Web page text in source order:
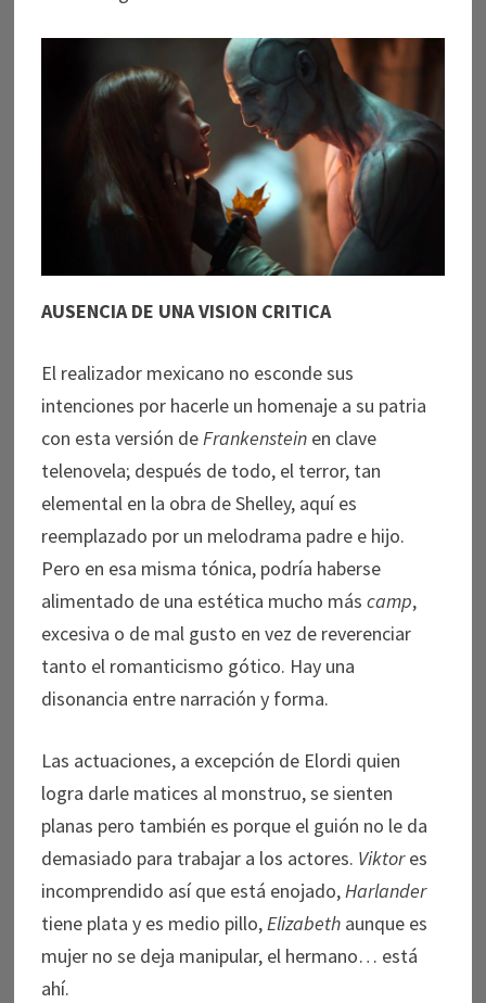
AUSENCIA DE UNA VISION CRITICA
El realizador mexicano no esconde sus
intenciones por hacerle un homenaje a su patria
con esta versión deFrankensteinen clave
telenovela; después de todo, el terror, tan
elemental en la obra de Shelley, aquí es
reemplazado por un melodrama padre e hijo.
Pero en esa misma tónica, podría haberse
alimentado de una estética mucho más camp,
excesiva o de mal gusto en vez de reverenciar
tanto el romanticismo gótico. Hay una
disonancia entre narración y forma.
Las actuaciones, a excepción de Elordi quien
logra darle matices al monstruo, se sienten
planas pero también es porque el guión no le da
demasiado para trabajar a los actores. Viktores
incomprendido así que está enojado,Harlander
tiene plata y es medio pillo,Elizabethaunque es
mujer no se deja manipular, el hermano… está
ahí.